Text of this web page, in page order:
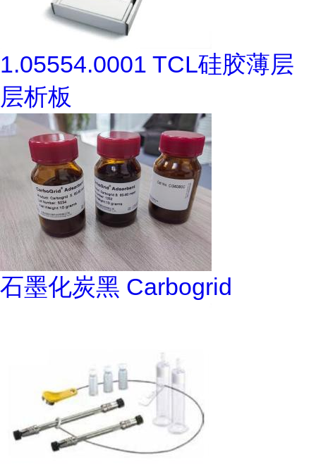
1.05554.0001 TCL硅胶薄层
层析板
石墨化炭黑 Carbogrid